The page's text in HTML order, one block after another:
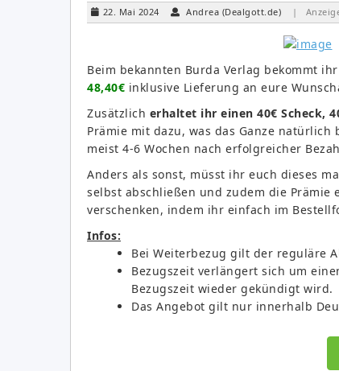
22. Mai 2024 Andrea (Dealgott.de) |
Beim bekannten Burda Verlag bekommt
48,40€ inklusive Lieferung an eure
Zusätzlich erhaltet ihr einen 40€ Scheck,
Prämie mit dazu, was das Ganze
meist 4-6 Wochen nach erfolgreicher
Anders als sonst, müsst ihr euch dieses
selbst abschließen und zudem die
verschenken, indem ihr einfach im
Infos:
Bei Weiterbezug gilt der reguläre
Bezugszeit verlängert sich um
Bezugszeit wieder gekündigt wird.
Das Angebot gilt nur innerhalb